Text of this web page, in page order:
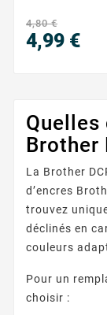
teintes
et images
4,80 €
4,99 €
Brother
La Brother
d’encres
trouvez
déclinés en
couleurs
Pour un
choisir :